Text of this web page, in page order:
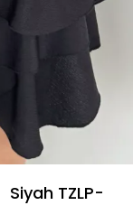
Siyah TZLP-